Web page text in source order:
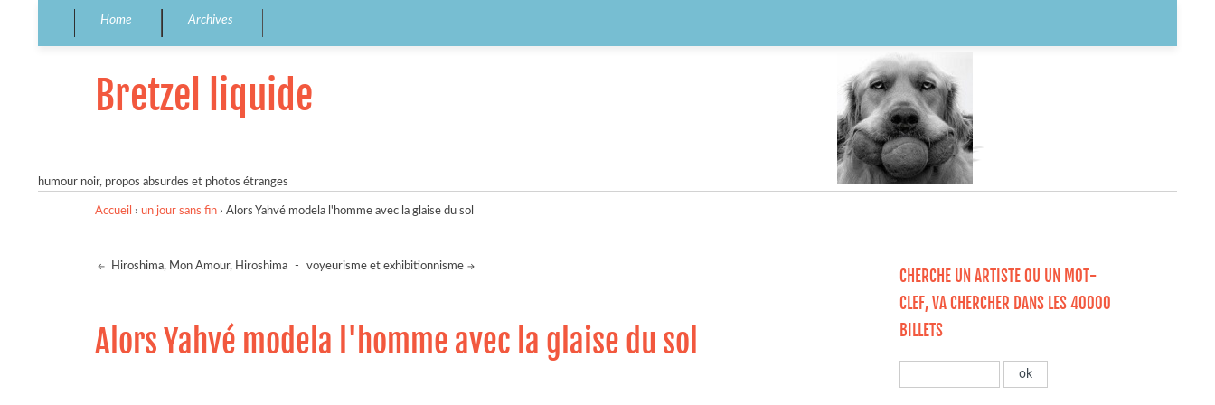
Home Archives
Bretzel liquide
humour noir, propos absurdes et photos étranges
Accueil › un jour sans fin › Alors Yahvé modela l'homme avec la glaise du sol
Hiroshima, Mon Amour, Hiroshima - voyeurisme et exhibitionnisme
Alors Yahvé modela l'homme avec la glaise du sol
CHERCHE UN ARTISTE OU UN MOT-
CLEF, VA CHERCHER DANS LES 40000
BILLETS